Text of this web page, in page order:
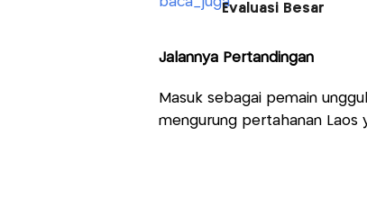
Evaluasi Besar
Jalannya Pertandingan
Masuk sebagai pemain
mengurung pertahanan Laos